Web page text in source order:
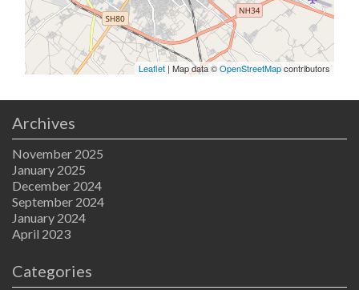
Leaflet | Map data ©OpenStreetMapcontributors
Archives
November 2025
January 2025
December 2024
September 2024
January 2024
April 2023
Categories